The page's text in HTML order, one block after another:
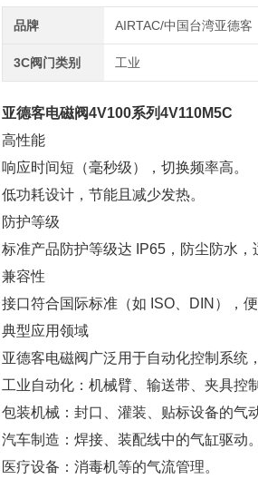
品牌 AIRTAC/中国台湾亚德客
3C阀门类别 工业
亚德客电磁阀4V100系列4V110M5C
高性能
响应时间短（毫秒级），切换频率高。
低功耗设计，节能且减少发热。
防护等级
标准产品防护等级达 IP65，防尘防水，
兼容性
接口符合国际标准（如 ISO、DIN），
典型应用领域
亚德客电磁阀广泛用于自动化控制系统
工业自动化：机械臂、输送带、夹具控
包装机械：封口、灌装、贴标设备的气
汽车制造：焊接、装配线中的气缸驱动
医疗设备：消毒机等的气流管理。